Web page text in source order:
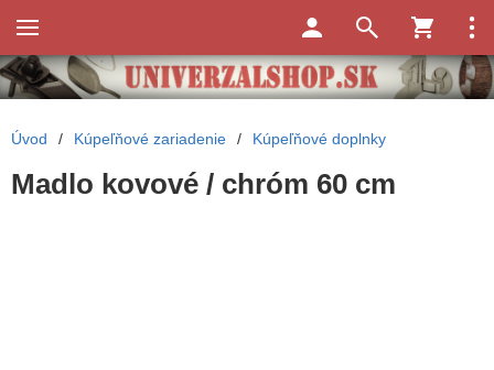
Úvod / Kúpeľňové zariadenie / Kúpeľňové doplnky
Madlo kovové / chróm 60 cm